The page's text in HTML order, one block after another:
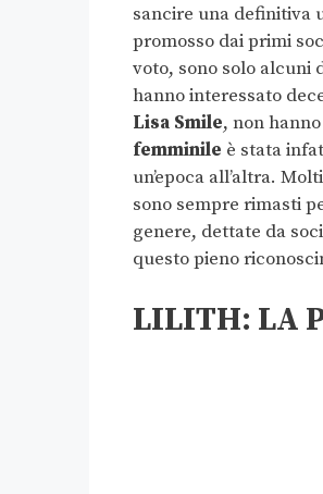
sancire una definitiva
promosso dai primi
voto, sono solo alcuni
hanno interessato
Lisa Smile, non
femminile è stata
un’epoca all’altra.
sono sempre rimasti
genere, dettate da
questo pieno
LILITH: LA